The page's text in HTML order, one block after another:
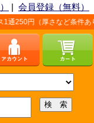
| 会員登録（無料）
など条件あり）。詳しくは